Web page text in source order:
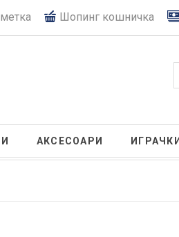
Шопинг кошничка
АКСЕСОАРИ ИГРАЧКИ